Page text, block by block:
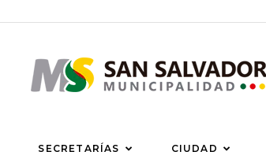
Municipalidad
SECRETARÍAS CIUDAD